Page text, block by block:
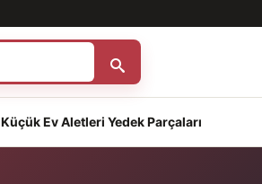
Küçük Ev Aletleri Yedek Parçaları